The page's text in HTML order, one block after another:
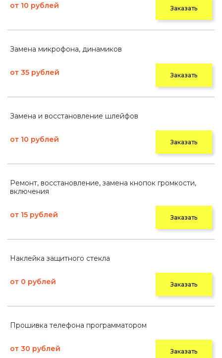
от 10 рублей Заказать
Замена микрофона, динамиков
от 35 рублей Заказать
Замена и восстановление шлейфов
от 10 рублей Заказать
Ремонт, восстановление, замена кнопок громкости,
включения
от 15 рублей Заказать
Наклейка защитного стекла
от 0 рублей Заказать
Прошивка телефона программатором
от 30 рублей Заказать